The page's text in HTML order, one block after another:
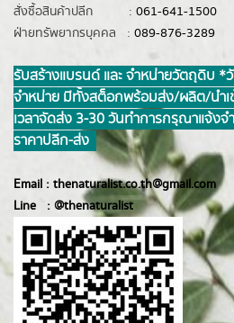
สั่งซื้อสินค้าปลีก : 061-641-1500
ฝ่ายทรัพยากรบุคคล : 089-876-3289
รับสร้างแบรนด์ และ จำหน่ายวัตถุดิบ
จำหน่าย มีทั้งสต็อกพร้อมส่ง/ผลิต/นำเข้
เวลาจัดส่ง 3-30 วันทำการ กรุณาแจ้ง
ราคาปลีก-ส่ง
Email : thenaturalist.co.th@gmail.com
Line : @thenaturalist